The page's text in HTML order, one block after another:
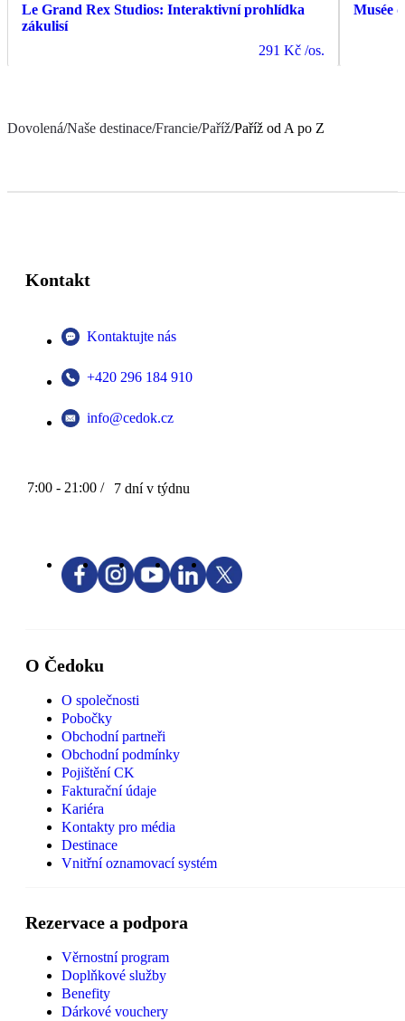
Le Grand Rex Studios: Interaktivní prohlídka
zákulisí
291 Kč /os.
Musée
Dovolená/Naše destinace/Francie/Paříž/Paříž od A po Z
Kontakt
Kontaktujte nás
+420 296 184 910
info@cedok.cz
7:00 - 21:00 / 7 dní v týdnu
O Čedoku
O společnosti
Pobočky
Obchodní partneři
Obchodní podmínky
Pojištění CK
Fakturační údaje
Kariéra
Kontakty pro média
Destinace
Vnitřní oznamovací systém
Rezervace a podpora
Věrnostní program
Doplňkové služby
Benefity
Dárkové vouchery